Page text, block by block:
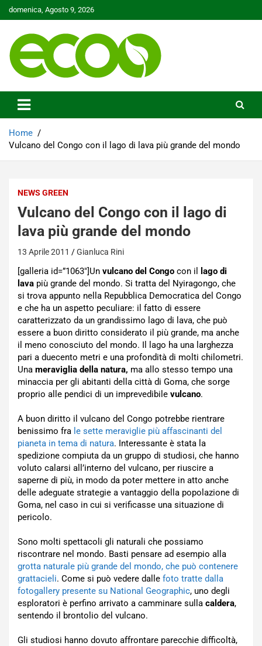
Skip
to
domenica, Agosto 9, 2026
Ecoo.it
Home
Vulcano del Congo con il lago di lava più grande del mondo
NEWS GREEN
Vulcano del Congo con il lago di
lava più grande del mondo
13 Aprile 2011 Gianluca Rini
[galleria id=”1063″]Un vulcano del Congo con il
lago di
lava più grande del mondo. Si tratta del Nyiragongo, che
si trova appunto nella Repubblica Democratica del Congo
e che ha un aspetto peculiare: il fatto di essere
caratterizzato da un grandissimo lago di lava, che può
essere a buon diritto considerato il più grande, ma anche
il meno conosciuto del mondo. Il lago ha una larghezza
pari a duecento metri e una profondità di molti chilometri.
Una meraviglia della natura, ma allo stesso tempo una
minaccia per gli abitanti della città di Goma, che sorge
proprio alle pendici di un imprevedibile vulcano.
A buon diritto il vulcano del Congo potrebbe rientrare
benissimo fra le sette meraviglie più affascinanti del
pianeta in tema di natura. Interessante è stata la
spedizione compiuta da un gruppo di studiosi, che hanno
voluto calarsi all’interno del vulcano, per riuscire a
saperne di più, in modo da poter mettere in atto anche
delle adeguate strategie a vantaggio della popolazione di
Goma, nel caso in cui si verificasse una situazione di
pericolo.
Sono molti spettacoli gli naturali che possiamo
riscontrare nel mondo. Basti pensare ad esempio alla
grotta naturale più grande del mondo, che può contenere
grattacieli. Come si può vedere dalle foto tratte dalla
fotogallery presente su National Geographic, uno degli
esploratori è perfino arrivato a camminare sulla caldera,
sentendo il brontolio del vulcano.
Gli studiosi hanno dovuto affrontare parecchie difficoltà,